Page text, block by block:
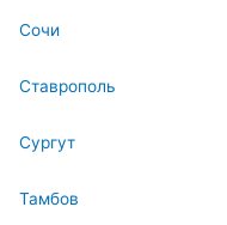
Сочи
Ставрополь
Сургут
Тамбов